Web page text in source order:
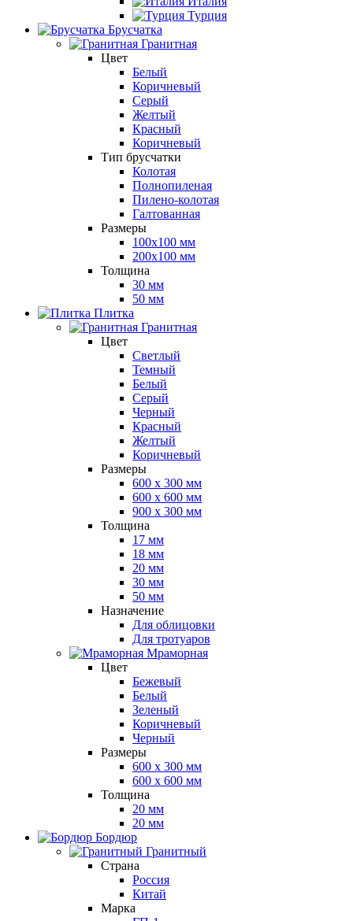
Турция
Брусчатка
Гранитная
Цвет
Белый
Коричневый
Серый
Желтый
Красный
Коричневый
Тип брусчатки
Колотая
Полнопиленая
Пилено-колотая
Галтованная
Размеры
100х100 мм
200х100 мм
Толщина
30 мм
50 мм
Плитка
Гранитная
Цвет
Светлый
Темный
Белый
Серый
Черный
Красный
Желтый
Коричневый
Размеры
600 х 300 мм
600 х 600 мм
900 x 300 мм
Толщина
17 мм
18 мм
20 мм
30 мм
50 мм
Назначение
Для облицовки
Для тротуаров
Мраморная
Цвет
Бежевый
Белый
Зеленый
Коричневый
Черный
Размеры
600 х 300 мм
600 х 600 мм
Толщина
20 мм
20 мм
Бордюр
Гранитный
Страна
Россия
Китай
Марка